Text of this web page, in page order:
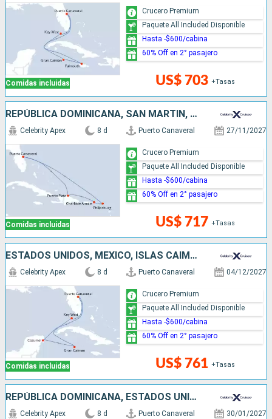
Comidas incluidas US$ 703 +Tasas
Crucero Premium
Paquete All Included Disponible
Hasta -$600/cabina
60% Off en 2° pasajero
REPÚBLICA DOMINICANA, SAN MARTÍN, ESTADOS UNIDOS
Comidas incluidas
Celebrity Apex 8 d Puerto Canaveral 27/11/2027
US$ 717 +Tasas
Crucero Premium
Paquete All Included Disponible
Hasta -$600/cabina
60% Off en 2° pasajero
ESTADOS UNIDOS, MÉXICO, ISLAS CAIMÁN
Comidas incluidas
Celebrity Apex 8 d Puerto Canaveral 04/12/2027
US$ 761 +Tasas
Crucero Premium
Paquete All Included Disponible
Hasta -$600/cabina
60% Off en 2° pasajero
REPÚBLICA DOMINICANA, ESTADOS UNIDOS
Celebrity Apex 8 d Puerto Canaveral 30/01/2027